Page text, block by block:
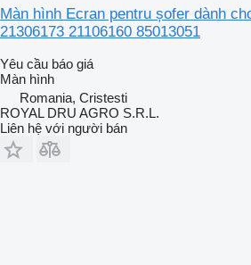
Màn hình Ecran pentru șofer dành
21306173 21106160 85013051
Yêu cầu báo giá
Màn hình
Romania, Cristesti
ROYAL DRU AGRO S.R.L.
Liên hệ với người bán